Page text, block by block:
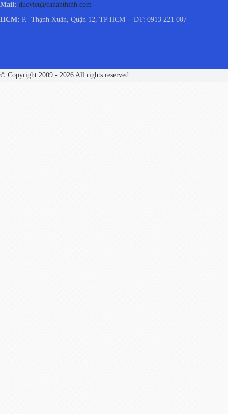
Mail: ducviet@cananthinh.com
HCM: P. Thạnh Xuân, Quận 12, TP HCM - ĐT: 0913 221 007
© Copyright 2009 - 2026 All rights reserved.